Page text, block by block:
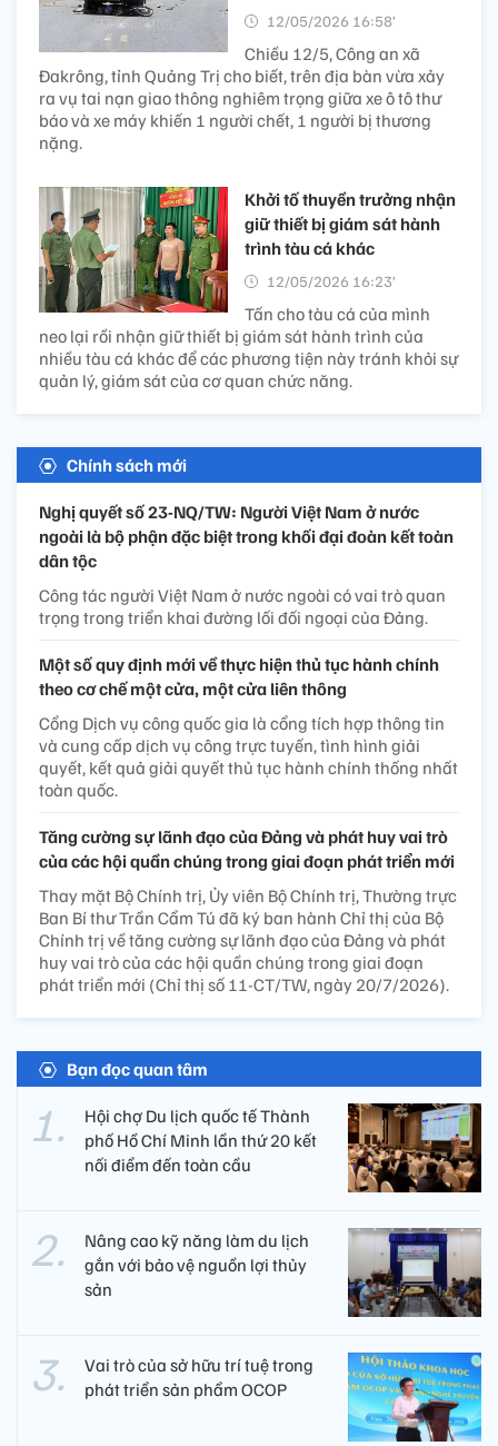
12/05/2026 16:58’
Chiều 12/5, Công an xã
Đakrông, tỉnh Quảng Trị cho biết, trên địa bàn vừa xảy
ra vụ tai nạn giao thông nghiêm trọng giữa xe ô tô thư
báo và xe máy khiến 1 người chết, 1 người bị thương
nặng.
Khởi tố thuyền trưởng nhận
giữ thiết bị giám sát hành
trình tàu cá khác
12/05/2026 16:23’
Tấn cho tàu cá của mình
neo lại rồi nhận giữ thiết bị giám sát hành trình của
nhiều tàu cá khác để các phương tiện này tránh khỏi sự
quản lý, giám sát của cơ quan chức năng.
Chính sách mới
Nghị quyết số 23-NQ/TW: Người Việt Nam ở nước
ngoài là bộ phận đặc biệt trong khối đại đoàn kết toàn
dân tộc
Công tác người Việt Nam ở nước ngoài có vai trò quan
trọng trong triển khai đường lối đối ngoại của Đảng.
Một số quy định mới về thực hiện thủ tục hành chính
theo cơ chế một cửa, một cửa liên thông
Cổng Dịch vụ công quốc gia là cổng tích hợp thông tin
và cung cấp dịch vụ công trực tuyến, tình hình giải
quyết, kết quả giải quyết thủ tục hành chính thống nhất
toàn quốc.
Tăng cường sự lãnh đạo của Đảng và phát huy vai trò
của các hội quần chúng trong giai đoạn phát triển mới
Thay mặt Bộ Chính trị, Ủy viên Bộ Chính trị, Thường trực
Ban Bí thư Trần Cẩm Tú đã ký ban hành Chỉ thị của Bộ
Chính trị về tăng cường sự lãnh đạo của Đảng và phát
huy vai trò của các hội quần chúng trong giai đoạn
phát triển mới (Chỉ thị số 11-CT/TW, ngày 20/7/2026).
Bạn đọc quan tâm
Hội chợ Du lịch quốc tế Thành
phố Hồ Chí Minh lần thứ 20 kết
nối điểm đến toàn cầu
Nâng cao kỹ năng làm du lịch
gắn với bảo vệ nguồn lợi thủy
sản
Vai trò của sở hữu trí tuệ trong
phát triển sản phẩm OCOP